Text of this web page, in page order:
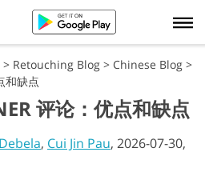
> Retouching Blog > Chinese Blog >
和缺点
评论：优点和缺点
, Cui Jin Pau, 2026-07-30,